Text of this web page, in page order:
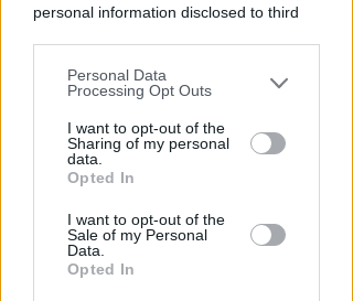
personal information disclosed to third
You may separately opt-out of the further
disclosure of your personal information
by third parties on the IAB’s list of
downstream participants.
by us to third parties on the IAB’s List of
Downstream Participants that may
further disclose it to other third parties.
Personal Data
Processing Opt Outs
I want to opt-out of the
Sharing of my personal
data.
Opted In
I want to opt-out of the
Sale of my Personal
Data.
Opted In
OSSERVATORIO CGIL INCA
Allarme infortuni sul lavoro a
Rimini: +13% nel primo semestre
dell'anno
Redazione